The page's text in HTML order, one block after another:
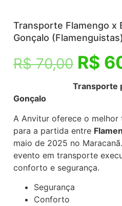
Transporte Flamengo x
Gonçalo (Flamenguistas)
R$70,00 R$
Transporte para
Gonçalo
A Anvitur oferece o
para a partida entre
maio de 2025 no
evento em transporte
conforto e segurança.
Segurança
Conforto